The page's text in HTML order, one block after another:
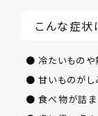
こんな症状
● 冷たいものや
● 甘いものがし
● 食べ物が詰ま